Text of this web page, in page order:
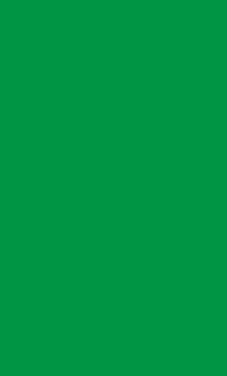
शिक्षामा
गरे ।
कम्तिमा १२
जानकारी
सरकारले